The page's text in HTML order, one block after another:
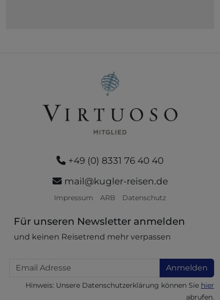
+49 (0) 8331 76 40 40
mail@kugler-reisen.de
Impressum ARB Datenschutz
Für unseren Newsletter anmelden
und keinen Reisetrend mehr verpassen
Email Anmelden
Hinweis: Unsere Datenschutzerklärung können Sie hier
abrufen.